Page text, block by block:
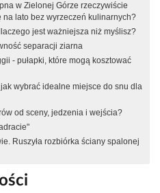
w Zielonej Górze rzeczywiście
lato bez wyrzeczeń kulinarnych?
jest ważniejsza niż myślisz?
separacji ziarna
- pułapki, które mogą kosztować
wybrać idealne miejsce do snu dla
od sceny, jedzenia i wejścia?
Ruszyła rozbiórka ściany spalonej